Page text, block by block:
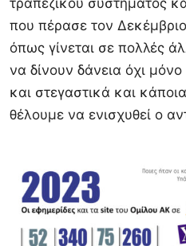
τραπεζικού συστήματος
που πέρασε τον
όπως γίνεται σε πολλές
να δίνουν δάνεια όχι
και στεγαστικά και
θέλουμε να ενισχυθεί ο